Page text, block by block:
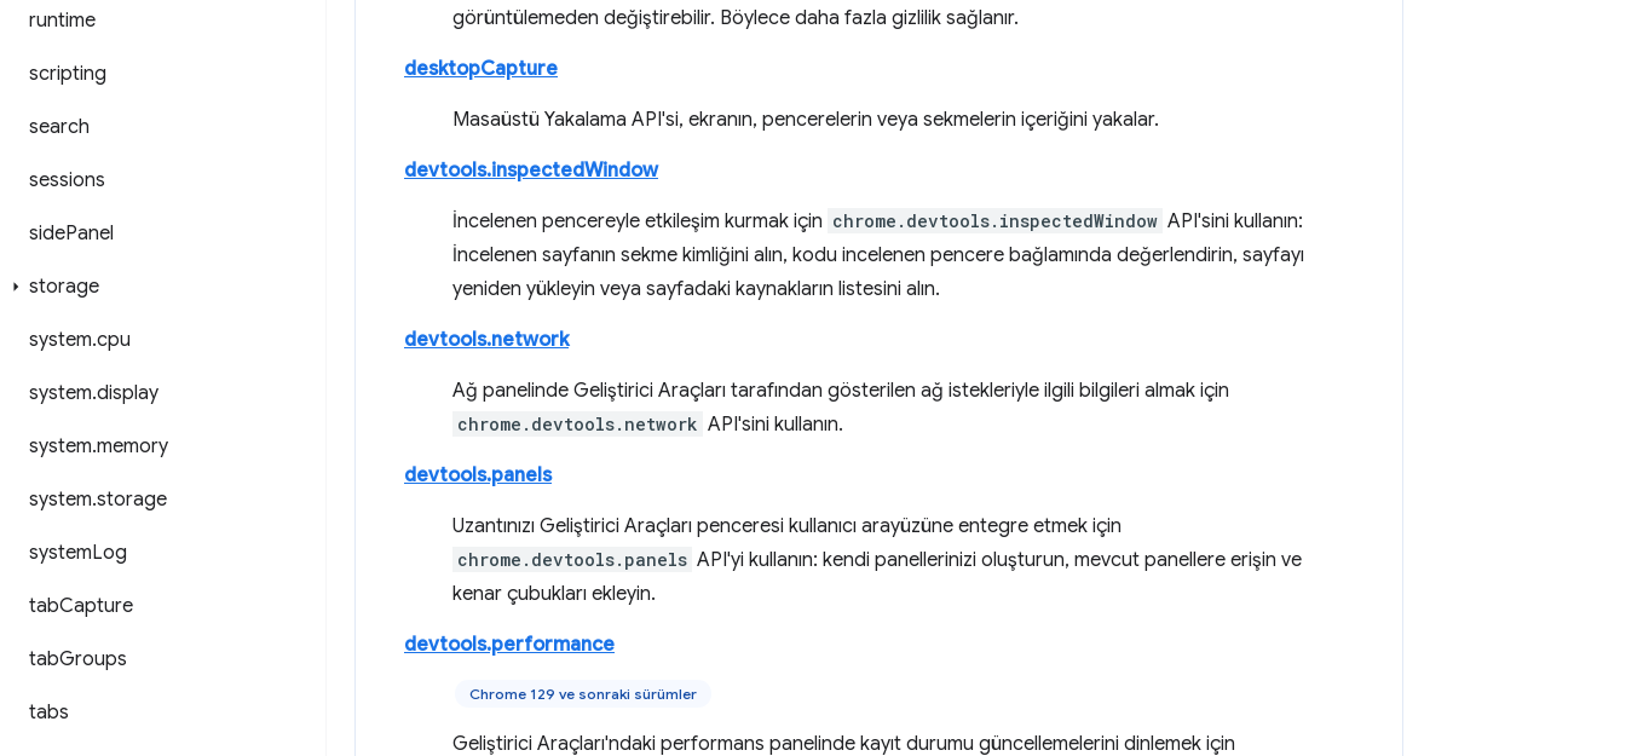
runtime
scripting
search
sessions
sidePanel
storage
system.cpu
system.display
system.memory
system.storage
systemLog
tabCapture
tabGroups
tabs
görüntülemeden değiştirebilir. Böylece daha fazla gizlilik sağlanır.
desktopCapture
Masaüstü Yakalama API'si, ekranın, pencerelerin veya sekmelerin içeriğini yakalar.
devtools.inspectedWindow
İncelenen pencereyle etkileşim kurmak için chrome.devtools.inspectedWindow API'sini kullanın:
İncelenen sayfanın sekme kimliğini alın, kodu incelenen pencere bağlamında değerlendirin, sayfayı
yeniden yükleyin veya sayfadaki kaynakların listesini alın.
devtools.network
Ağ panelinde Geliştirici Araçları tarafından gösterilen ağ istekleriyle ilgili bilgileri almak için
chrome.devtools.network API'sini kullanın.
devtools.panels
Uzantınızı Geliştirici Araçları penceresi kullanıcı arayüzüne entegre etmek için
chrome.devtools.panels API'yi kullanın: kendi panellerinizi oluşturun, mevcut panellere erişin ve
kenar çubukları ekleyin.
devtools.performance
Chrome 129 ve sonraki sürümler
Geliştirici Araçları'ndaki performans panelinde kayıt durumu güncellemelerini dinlemek için